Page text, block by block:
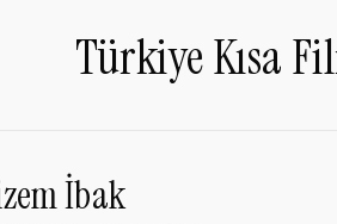
Türkiye Kısa
İbak